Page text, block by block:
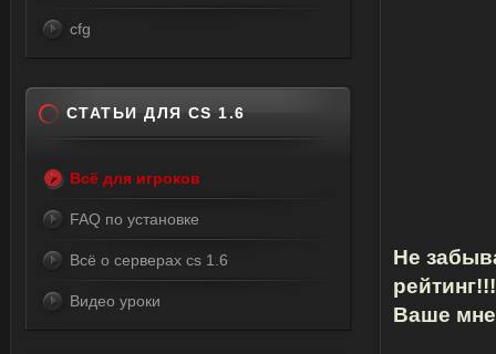
Не
рейтинг!!!
Ваше
cfg
СТАТЬИ ДЛЯ CS 1.6
Всё для игроков
FAQ по установке
Всё о серверах cs 1.6
Видео уроки